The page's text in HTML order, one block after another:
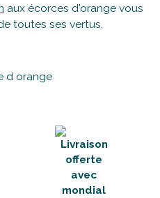
aux écorces d'orange vous
toutes ses vertus.